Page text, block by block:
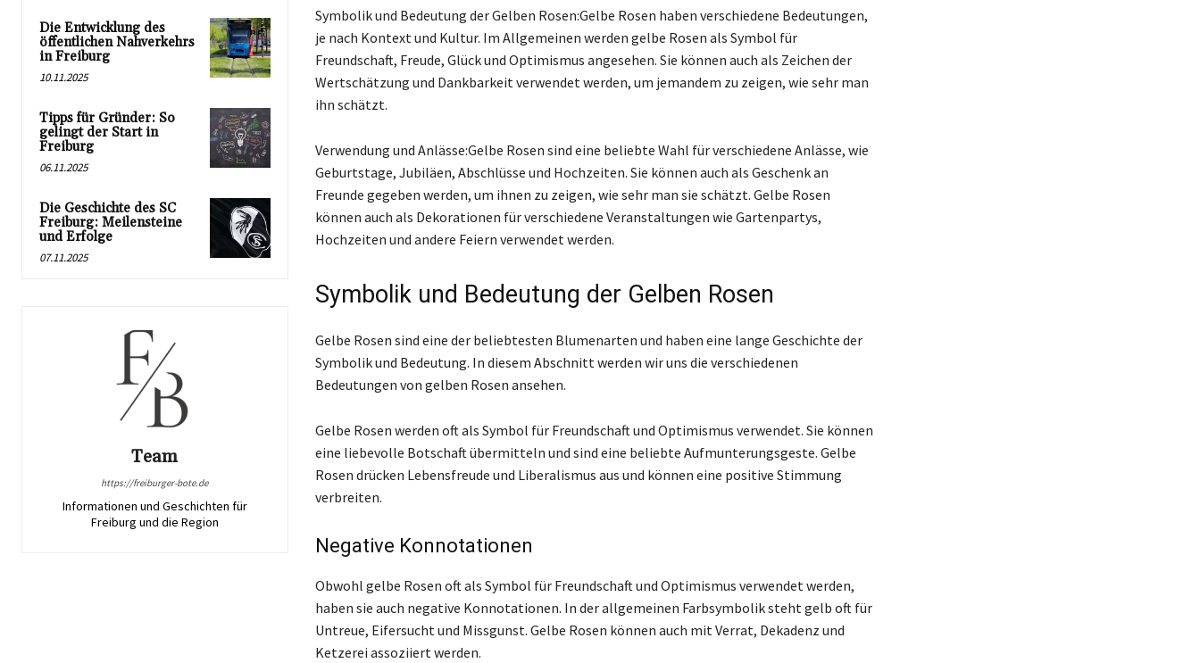
Die Entwicklung des
öffentlichen Nahverkehrs
in Freiburg
10.11.2025
Tipps für Gründer: So
gelingt der Start in
Freiburg
06.11.2025
Die Geschichte des SC
Freiburg: Meilensteine
und Erfolge
07.11.2025
Team
https://freiburger-bote.de
Informationen und Geschichten für
Freiburg und die Region
Symbolik und Bedeutung der Gelben Rosen:Gelbe Rosen haben verschiedene Bedeutungen,
je nach Kontext und Kultur. Im Allgemeinen werden gelbe Rosen als Symbol für
Freundschaft, Freude, Glück und Optimismus angesehen. Sie können auch als Zeichen der
Wertschätzung und Dankbarkeit verwendet werden, um jemandem zu zeigen, wie sehr man
ihn schätzt.
Verwendung und Anlässe:Gelbe Rosen sind eine beliebte Wahl für verschiedene Anlässe, wie
Geburtstage, Jubiläen, Abschlüsse und Hochzeiten. Sie können auch als Geschenk an
Freunde gegeben werden, um ihnen zu zeigen, wie sehr man sie schätzt. Gelbe Rosen
können auch als Dekorationen für verschiedene Veranstaltungen wie Gartenpartys,
Hochzeiten und andere Feiern verwendet werden.
Symbolik und Bedeutung der Gelben Rosen
Gelbe Rosen sind eine der beliebtesten Blumenarten und haben eine lange Geschichte der
Symbolik und Bedeutung. In diesem Abschnitt werden wir uns die verschiedenen
Bedeutungen von gelben Rosen ansehen.
Gelbe Rosen werden oft als Symbol für Freundschaft und Optimismus verwendet. Sie können
eine liebevolle Botschaft übermitteln und sind eine beliebte Aufmunterungsgeste. Gelbe
Rosen drücken Lebensfreude und Liberalismus aus und können eine positive Stimmung
verbreiten.
Negative Konnotationen
Obwohl gelbe Rosen oft als Symbol für Freundschaft und Optimismus verwendet werden,
haben sie auch negative Konnotationen. In der allgemeinen Farbsymbolik steht gelb oft für
Untreue, Eifersucht und Missgunst. Gelbe Rosen können auch mit Verrat, Dekadenz und
Ketzerei assoziiert werden.